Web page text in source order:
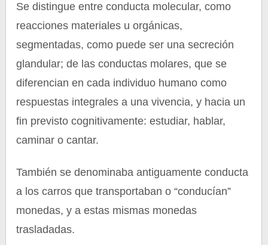
Se distingue entre conducta molecular, como
reacciones materiales u orgánicas,
segmentadas, como puede ser una secreción
glandular; de las conductas molares, que se
diferencian en cada individuo humano como
respuestas integrales a una vivencia, y hacia un
fin previsto cognitivamente: estudiar, hablar,
caminar o cantar.
También se denominaba antiguamente conducta
a los carros que transportaban o “conducían”
monedas, y a estas mismas monedas
trasladadas.